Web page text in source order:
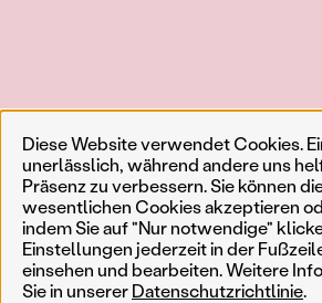
Diese Website verwendet Cookies.
unerlässlich, während andere uns
Präsenz zu verbessern. Sie können
wesentlichen Cookies akzeptieren
indem Sie auf "Nur notwendige"
Einstellungen jederzeit in der
einsehen und bearbeiten. Weitere
Sie in unsererDatenschutzrichtlinie.